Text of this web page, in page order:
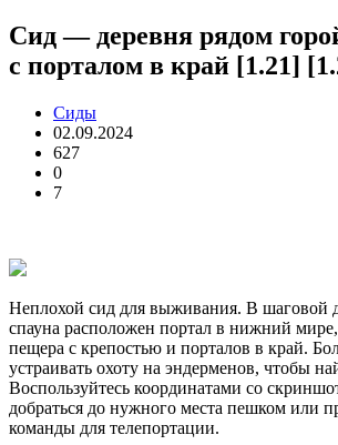
Cид — деревня рядом
c порталом в край [1.21]
Сиды
02.09.2024
627
0
7
Неплохой сид для выживания. В шаговой
спауна расположен портал в нижний
пещера с крепостью и порталов в край.
устраивать охоту на эндерменов, чтобы
Воспользуйтесь координатами со
добраться до нужного места пешком или
команды для телепортации.